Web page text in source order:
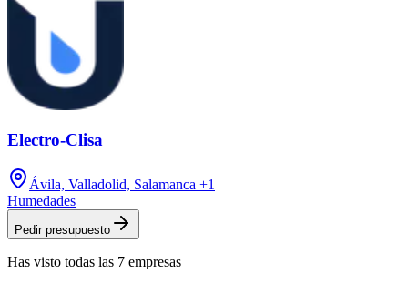
Electro-Clisa
Ávila, Valladolid, Salamanca +1
Humedades
Pedir presupuesto
Has visto todas las 7 empresas